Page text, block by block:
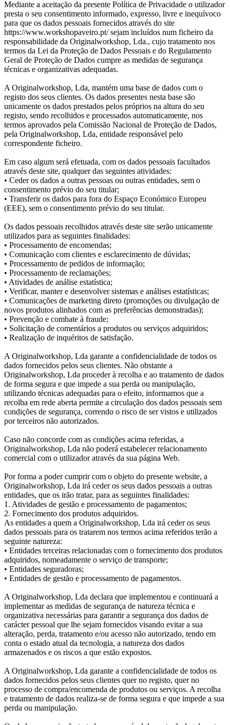
Mediante a aceitação da presente Política de Privacidade o utilizador
presta o seu consentimento informado, expresso, livre e inequívoco
para que os dados pessoais fornecidos através do site
https://www.workshopaveiro.pt/ sejam incluídos num ficheiro da
responsabilidade da Originalworkshop, Lda., cujo tratamento nos
termos da Lei da Proteção de Dados Pessoais e do Regulamento
Geral de Proteção de Dados cumpre as medidas de segurança
técnicas e organizativas adequadas.
A Originalworkshop, Lda, mantém uma base de dados com o
registo dos seus clientes. Os dados presentes nesta base são
unicamente os dados prestados pelos próprios na altura do seu
registo, sendo recolhidos e processados automaticamente, nos
termos aprovados pela Comissão Nacional de Proteção de Dados,
pela Originalworkshop, Lda, entidade responsável pelo
correspondente ficheiro.
Em caso algum será efetuada, com os dados pessoais facultados
através deste site, qualquer das seguintes atividades:
• Ceder os dados a outras pessoas ou outras entidades, sem o
consentimento prévio do seu titular;
• Transferir os dados para fora do Espaço Económico Europeu
(EEE), sem o consentimento prévio do seu titular.
Os dados pessoais recolhidos através deste site serão unicamente
utilizados para as seguintes finalidades:
• Processamento de encomendas;
• Comunicação com clientes e esclarecimento de dúvidas;
• Processamento de pedidos de informação;
• Processamento de reclamações;
• Atividades de análise estatística;
• Verificar, manter e desenvolver sistemas e análises estatísticas;
• Comunicações de marketing direto (promoções ou divulgação de
novos produtos alinhados com as preferências demonstradas);
• Prevenção e combate à fraude;
• Solicitação de comentários a produtos ou serviços adquiridos;
• Realização de inquéritos de satisfação.
A Originalworkshop, Lda garante a confidencialidade de todos os
dados fornecidos pelos seus clientes. Não obstante a
Originalworkshop, Lda proceder à recolha e ao tratamento de dados
de forma segura e que impede a sua perda ou manipulação,
utilizando técnicas adequadas para o efeito, informamos que a
recolha em rede aberta permite a circulação dos dados pessoais sem
condições de segurança, correndo o risco de ser vistos e utilizados
por terceiros não autorizados.
Caso não concorde com as condições acima referidas, a
Originalworkshop, Lda não poderá estabelecer relacionamento
comercial com o utilizador através da sua página Web.
Por forma a poder cumprir com o objeto do presente website, a
Originalworkshop, Lda irá ceder os seus dados pessoais a outras
entidades, que os irão tratar, para as seguintes finalidades:
1. Atividades de gestão e processamento de pagamentos;
2. Fornecimento dos produtos adquiridos.
As entidades a quem a Originalworkshop, Lda irá ceder os seus
dados pessoais para os tratarem nos termos acima referidos terão a
seguinte natureza:
• Entidades terceiras relacionadas com o fornecimento dos produtos
adquiridos, nomeadamente o serviço de transporte;
• Entidades seguradoras;
• Entidades de gestão e processamento de pagamentos.
A Originalworkshop, Lda declara que implementou e continuará a
implementar as medidas de segurança de natureza técnica e
organizativa necessárias para garantir a segurança dos dados de
carácter pessoal que lhe sejam fornecidos visando evitar a sua
alteração, perda, tratamento e/ou acesso não autorizado, tendo em
conta o estado atual da tecnologia, a natureza dos dados
armazenados e os riscos a que estão expostos.
A Originalworkshop, Lda garante a confidencialidade de todos os
dados fornecidos pelos seus clientes quer no registo, quer no
processo de compra/encomenda de produtos ou serviços. A recolha
e tratamento de dados realiza-se de forma segura e que impede a sua
perda ou manipulação.